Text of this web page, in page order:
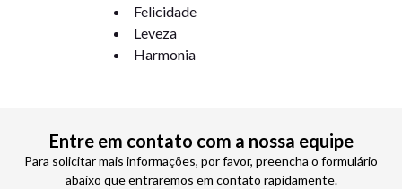
Felicidade
Leveza
Harmonia
Entre em contato com a nossa equipe
Para solicitar mais informações, por favor, preencha o formulário
abaixo que entraremos em contato rapidamente.